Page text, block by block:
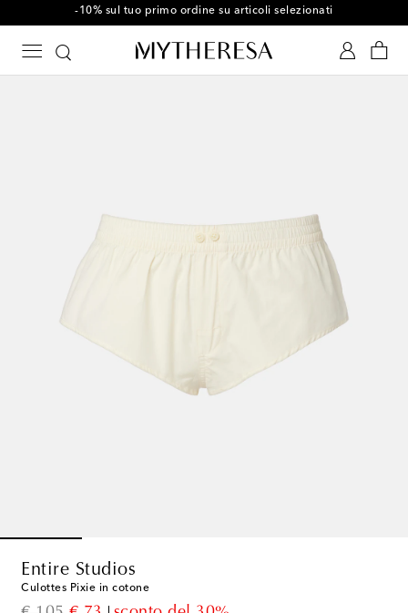
-10% sul tuo primo ordine su articoli selezionati
Entire Studios
Culottes Pixie in cotone